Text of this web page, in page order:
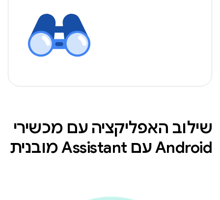
שילוב האפליקציה עם מכשירי
Android עם Assistant מובנית